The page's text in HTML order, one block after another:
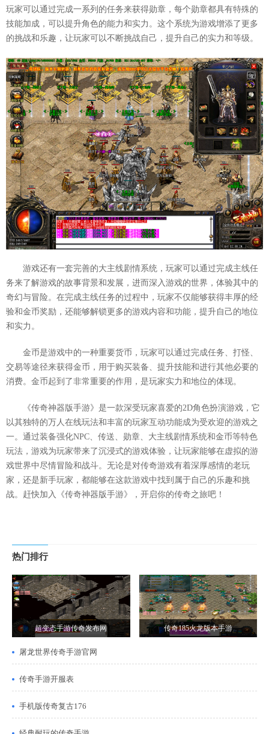
玩家可以通过完成一系列的任务来获得勋章，每个勋章都具有特殊的
技能加成，可以提升角色的能力和实力。这个系统为游戏增添了更多
的挑战和乐趣，让玩家可以不断挑战自己，提升自己的实力和等级。
游戏还有一套完善的大主线剧情系统，玩家可以通过完成主线任
务来了解游戏的故事背景和发展，进而深入游戏的世界，体验其中的
奇幻与冒险。在完成主线任务的过程中，玩家不仅能够获得丰厚的经
验和金币奖励，还能够解锁更多的游戏内容和功能，提升自己的地位
和实力。
金币是游戏中的一种重要货币，玩家可以通过完成任务、打怪、
交易等途径来获得金币，用于购买装备、提升技能和进行其他必要的
消费。金币起到了非常重要的作用，是玩家实力和地位的体现。
《传奇神器版手游》是一款深受玩家喜爱的2D角色扮演游戏，它
以其独特的万人在线玩法和丰富的玩家互动功能成为受欢迎的游戏之
一。通过装备强化NPC、传送、勋章、大主线剧情系统和金币等特色
玩法，游戏为玩家带来了沉浸式的游戏体验，让玩家能够在虚拟的游
戏世界中尽情冒险和战斗。无论是对传奇游戏有着深厚感情的老玩
家，还是新手玩家，都能够在这款游戏中找到属于自己的乐趣和挑
战。赶快加入《传奇神器版手游》，开启你的传奇之旅吧！
热门排行
超变态手游传奇发布网 传奇185火龙版本手游
屠龙世界传奇手游官网
传奇手游开服表
手机版传奇复古176